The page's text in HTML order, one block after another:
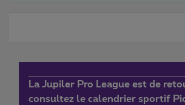
La Jupiler Pro League est de
consultez le calendrier sportif